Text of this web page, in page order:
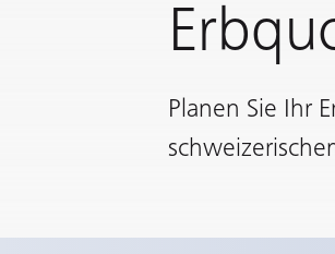
Planen Sie Ihr